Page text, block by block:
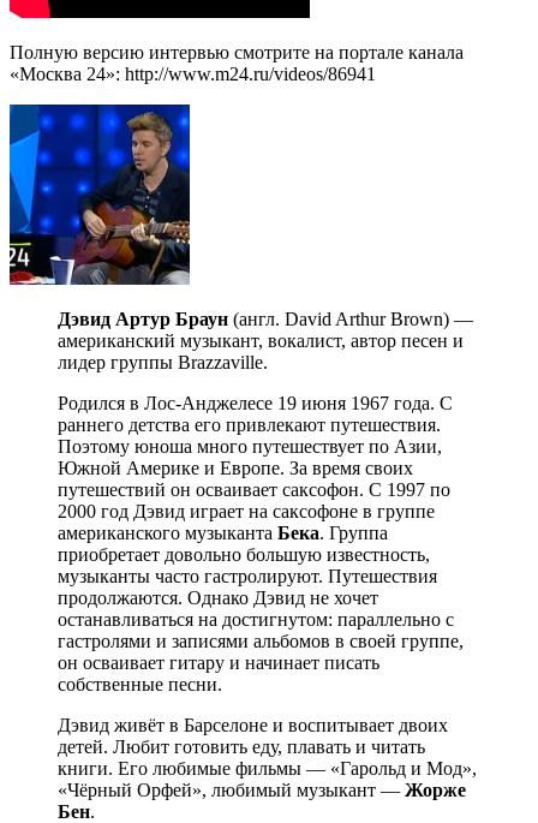
Полную версию интервью смотрите на портале канала
«Москва 24»: http://www.m24.ru/videos/86941
Дэвид Артур Браун (англ. David Arthur Brown) —
американский музыкант, вокалист, автор песен и
лидер группы Brazzaville.
Родился в Лос-Анджелесе 19 июня 1967 года. С
раннего детства его привлекают путешествия.
Поэтому юноша много путешествует по Азии,
Южной Америке и Европе. За время своих
путешествий он осваивает саксофон. С 1997 по
2000 год Дэвид играет на саксофоне в группе
американского музыканта Бека. Группа
приобретает довольно большую известность,
музыканты часто гастролируют. Путешествия
продолжаются. Однако Дэвид не хочет
останавливаться на достигнутом: параллельно с
гастролями и записями альбомов в своей группе,
он осваивает гитару и начинает писать
собственные песни.
Дэвид живёт в Барселоне и воспитывает двоих
детей. Любит готовить еду, плавать и читать
книги. Его любимые фильмы — «Гарольд и Мод»,
«Чёрный Орфей», любимый музыкант — Жорже
Бен.